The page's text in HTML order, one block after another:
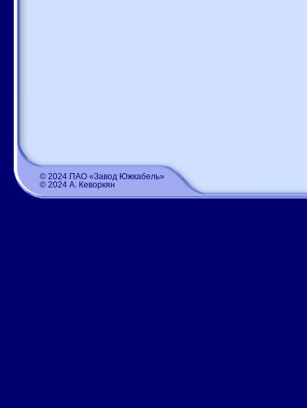
© 2024 ПАО «Завод Южкабель»
© 2024 А. Кеворкян